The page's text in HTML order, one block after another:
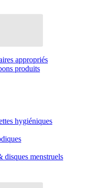
appropriés
produits
hygiéniques
disques menstruels